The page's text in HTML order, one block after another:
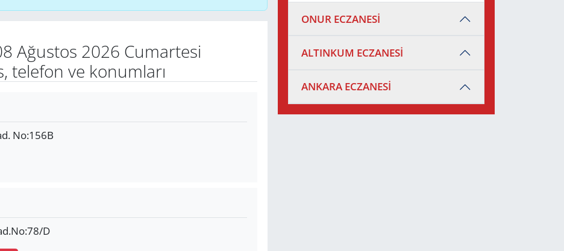
Ağustos 2026 Cumartesi
telefon ve konumları
No:156B
D
ONUR ECZANESİ
ALTINKUM ECZANESİ
ANKARA ECZANESİ